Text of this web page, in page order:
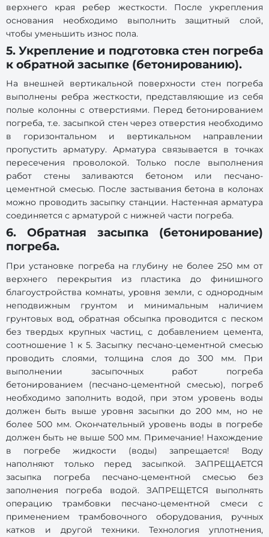
верхнего края ребер жесткости. После укрепления
основания необходимо выполнить защитный слой,
чтобы уменьшить износ пола.
5. Укрепление и подготовка стен погреба
к обратной засыпке (бетонированию).
На внешней вертикальной поверхности стен погреба
выполнены ребра жесткости, представляющие из себя
полые колонны с отверстиями. Перед бетонированием
погреба, т.е. засыпкой стен через отверстия необходимо
в горизонтальном и вертикальном направлении
пропустить арматуру. Арматура связывается в точках
пересечения проволокой. Только после выполнения
работ стены заливаются бетоном или песчано-
цементной смесью. После застывания бетона в колонах
можно проводить засыпку станции. Настенная арматура
соединяется с арматурой с нижней части погреба.
6. Обратная засыпка (бетонирование)
погреба.
При установке погреба на глубину не более 250 мм от
верхнего перекрытия из пластика до финишного
благоустройства комнаты, уровня земли, с однородным
неподвижным грунтом и минимальным наличием
грунтовых вод, обратная обсыпка проводится с песком
без твердых крупных частиц, с добавлением цемента,
соотношение 1 к 5. Засыпку песчано-цементной смесью
проводить слоями, толщина слоя до 300 мм. При
выполнении засыпочных работ погреба
бетонированием (песчано-цементной смесью), погреб
необходимо заполнить водой, при этом уровень воды
должен быть выше уровня засыпки до 200 мм, но не
более 500 мм. Окончательный уровень воды в погребе
должен быть не выше 500 мм. Примечание! Нахождение
в погребе жидкости (воды) запрещается! Воду
наполняют только перед засыпкой. ЗАПРЕЩАЕТСЯ
засыпка погреба песчано-цементной смесью без
заполнения погреба водой. ЗАПРЕЩЕТСЯ выполнять
операцию трамбовки песчано-цементной смеси с
применением трамбовочного оборудования, ручных
катков и другой техники. Технология уплотнения,